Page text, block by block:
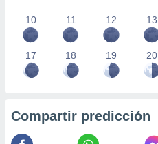
10 11 12 13
17 18 19 20
Compartir predicción